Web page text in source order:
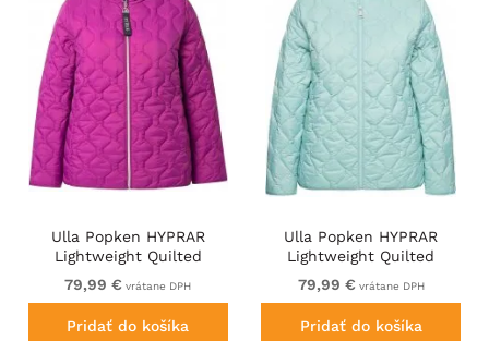
Ulla Popken HYPRAR
Lightweight Quilted
Water-Repellent Jacket
Berry
79,99 € vrátane DPH
Pridať do košíka
Ulla Popken HYPRAR
Lightweight Quilted
Water-Repellent Jacket
Ice Blue
79,99 € vrátane DPH
Pridať do košíka